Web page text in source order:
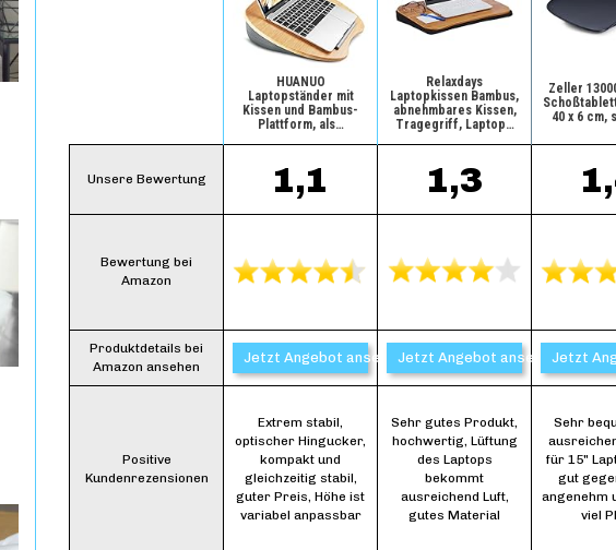
HUANUO
Laptopständer mit
Kissen und Bambus-
Plattform, als…
Relaxdays
Laptopkissen Bambus,
abnehmbares Kissen,
Tragegriff, Laptop…
Zeller
40 x 6 cm,
Unsere Bewertung 1,1 1,3
Bewertung bei
Amazon
Produktdetails bei
Amazon ansehen
Jetzt Angebot ansehen*Jetzt Angebot ansehen*Jetzt
Positive
Kundenrezensionen
Extrem stabil,
optischer Hingucker,
kompakt und
gleichzeitig stabil,
guter Preis, Höhe ist
variabel anpassbar
Sehr gutes Produkt,
hochwertig, Lüftung
des Laptops
bekommt
ausreichend Luft,
gutes Material
Sehr
für 15"
gut
angenehm
viel